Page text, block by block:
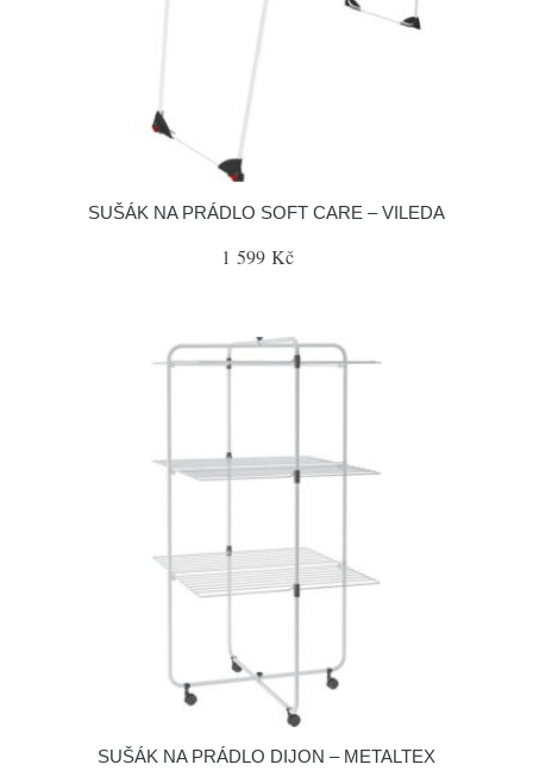
SUŠÁK NA PRÁDLO SOFT CARE – VILEDA
1 599 Kč
SUŠÁK NA PRÁDLO DIJON – METALTEX